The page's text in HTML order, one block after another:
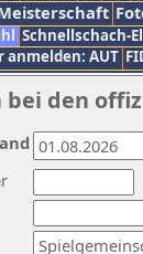
Schnellschach-
anmelden: AUT
den